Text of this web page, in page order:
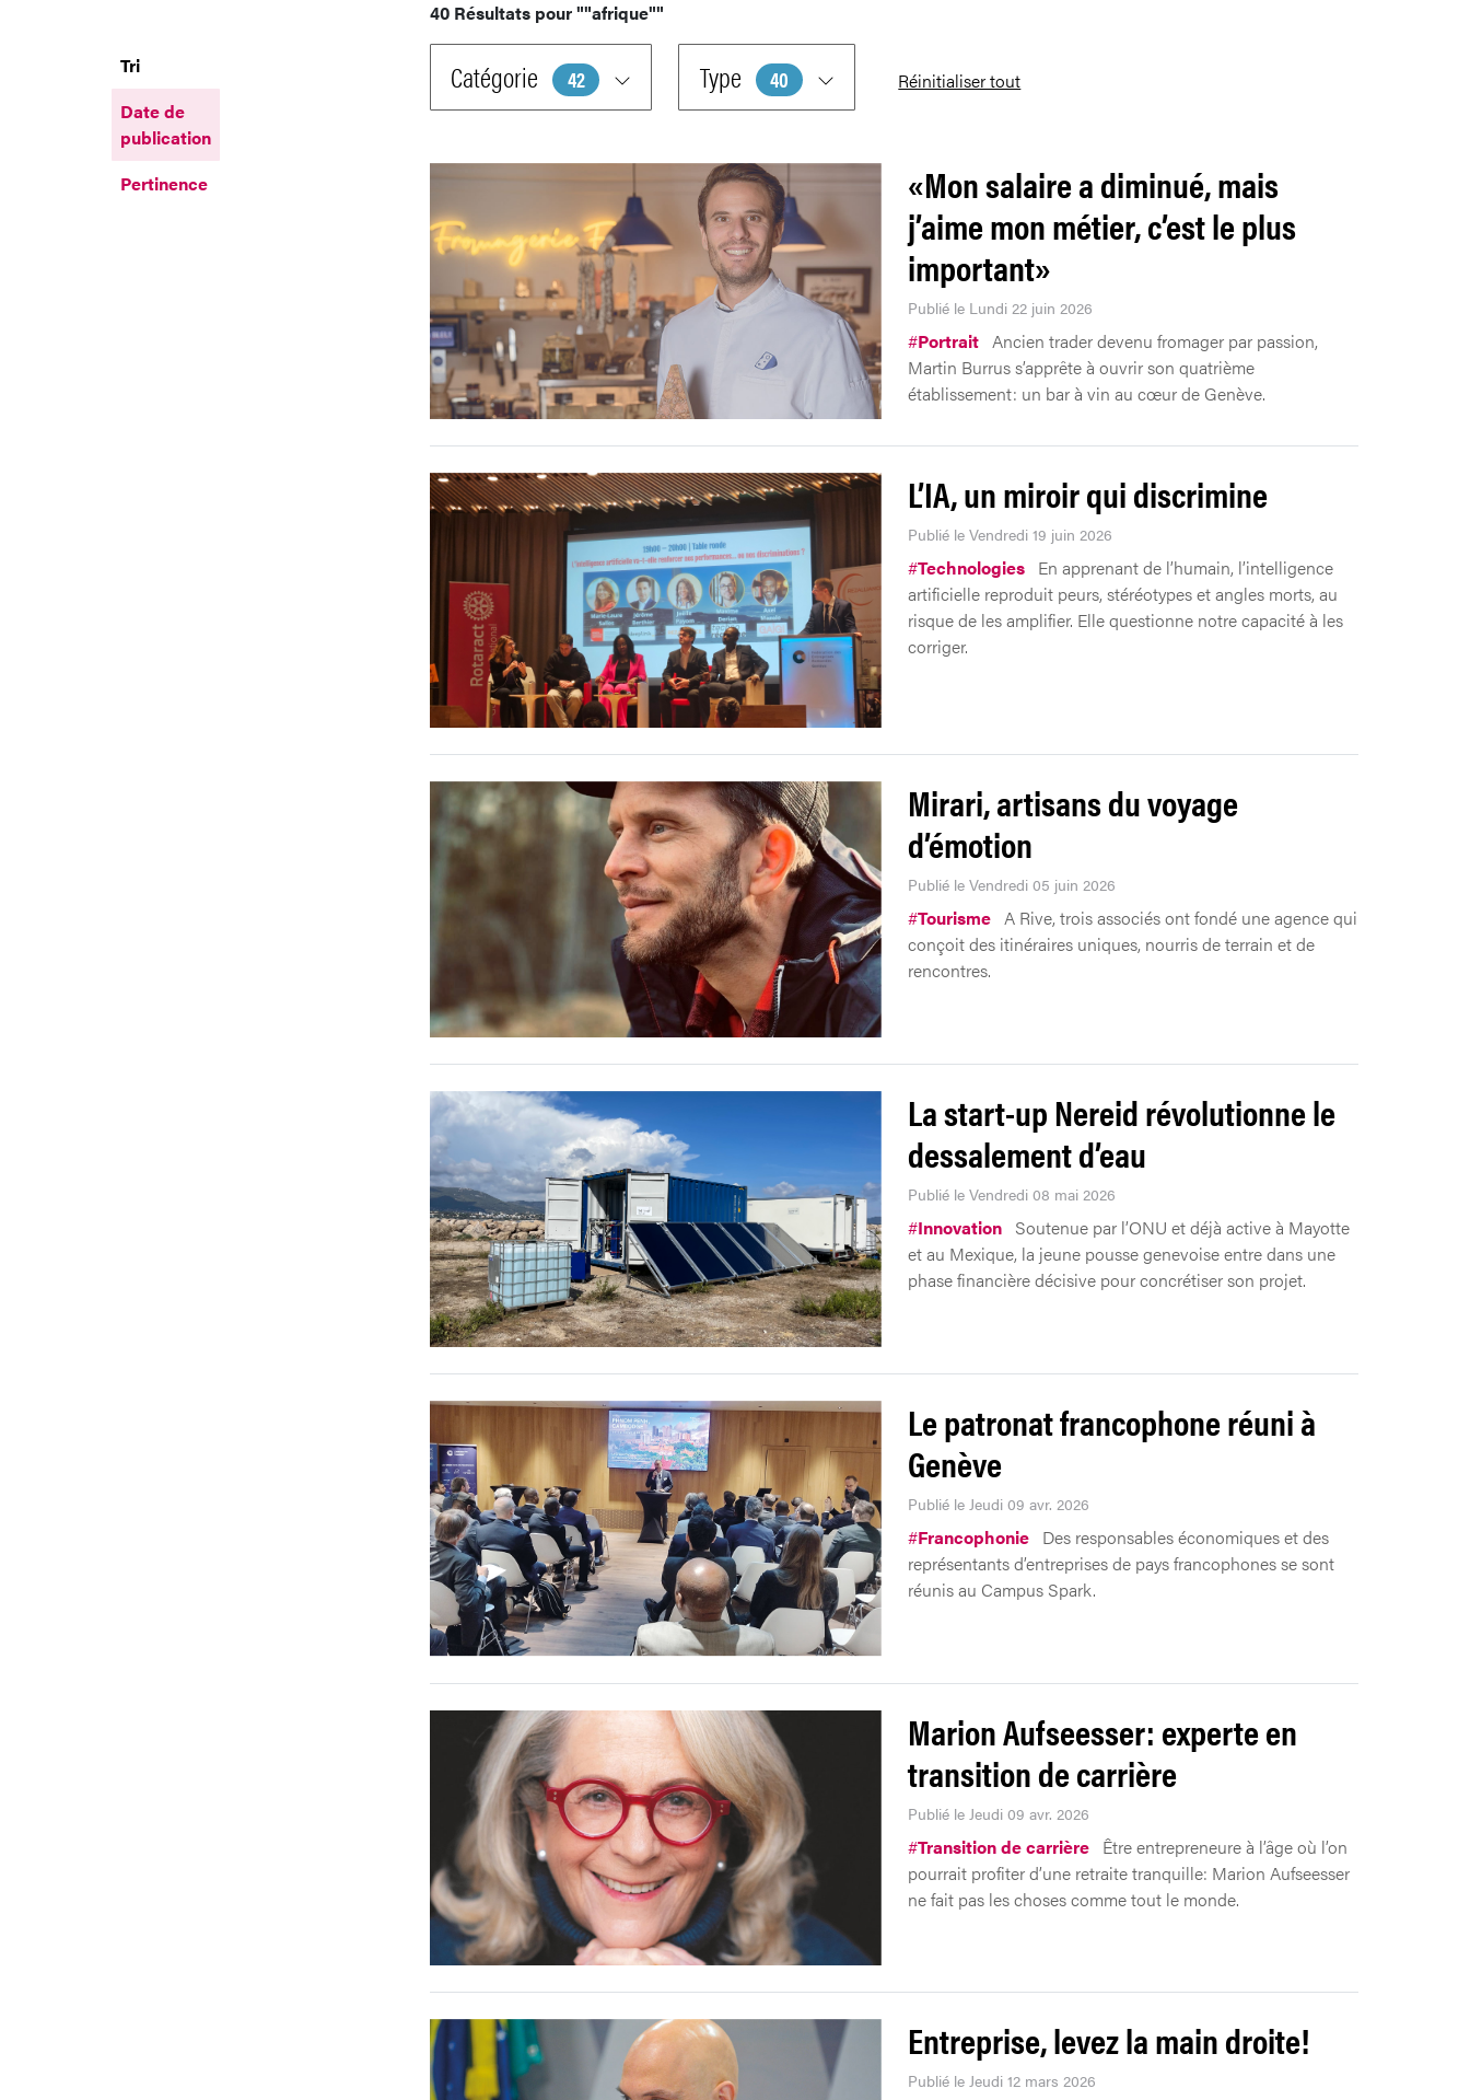
40 Résultats pour""afrique""
Tri
Date de
publication
Pertinence
Catégorie 42 Type 40 Réinitialiser tout
«Mon salaire a diminué, mais
j’aime mon métier, c’est le plus
important»
Publié le Lundi 22 juin 2026
#Portrait Ancien trader devenu fromager par passion,
Martin Burrus s’apprête à ouvrir son quatrième
établissement: un bar à vin au cœur de Genève.
L’IA, un miroir qui discrimine
Publié le Vendredi 19 juin 2026
#Technologies En apprenant de l’humain, l’intelligence
artificielle reproduit peurs, stéréotypes et angles morts, au
risque de les amplifier. Elle questionne notre capacité à les
corriger.
Mirari, artisans du voyage
d’émotion
Publié le Vendredi 05 juin 2026
#Tourisme A Rive, trois associés ont fondé une agence qui
conçoit des itinéraires uniques, nourris de terrain et de
rencontres.
La start-up Nereid révolutionne le
dessalement d’eau
Publié le Vendredi 08 mai 2026
#Innovation Soutenue par l’ONU et déjà active à Mayotte
et au Mexique, la jeune pousse genevoise entre dans une
phase financière décisive pour concrétiser son projet.
Le patronat francophone réuni à
Genève
Publié le Jeudi 09 avr. 2026
#Francophonie Des responsables économiques et des
représentants d’entreprises de pays francophones se sont
réunis au Campus Spark.
Marion Aufseesser: experte en
transition de carrière
Publié le Jeudi 09 avr. 2026
#Transition de carrière Être entrepreneure à l’âge où l’on
pourrait profiter d’une retraite tranquille: Marion Aufseesser
ne fait pas les choses comme tout le monde.
Entreprise, levez la main droite!
Publié le Jeudi 12 mars 2026